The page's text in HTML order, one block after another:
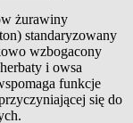
żurawiny
standaryzowany
wzbogacony
i owsa
funkcje
się do